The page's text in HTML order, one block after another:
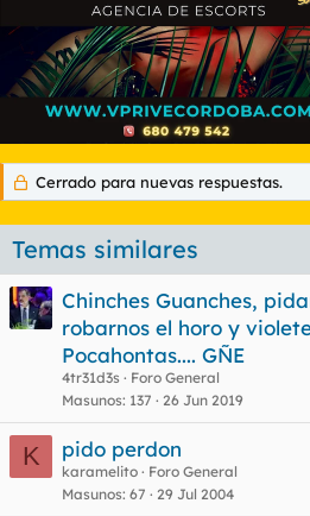
Cerrado para nuevas respuestas.
Temas similares
Chinches Guanches,
robarnos el horo y
Pocahontas.... GÑE
4tr31d3s
Foro General
Masunos 137 26 Jun 2019
K pido perdon
karamelito
Foro General
Masunos 67 29 Jul 2004